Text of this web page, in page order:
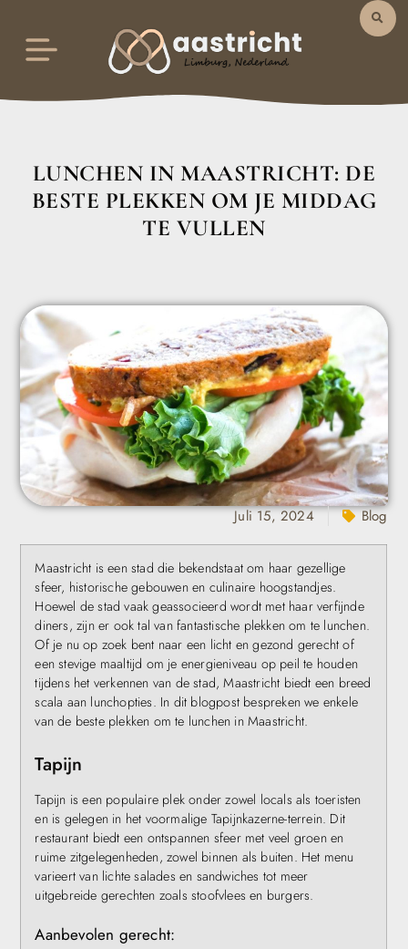
LUNCHEN IN MAASTRICHT: DE
BESTE PLEKKEN OM JE MIDDAG
TE VULLEN
Juli 15, 2024 Blog
Maastricht is een stad die bekendstaat om haar gezellige
sfeer, historische gebouwen en culinaire hoogstandjes.
Hoewel de stad vaak geassocieerd wordt met haar verfijnde
diners, zijn er ook tal van fantastische plekken om te lunchen.
Of je nu op zoek bent naar een licht en gezond gerecht of
een stevige maaltijd om je energieniveau op peil te houden
tijdens het verkennen van de stad, Maastricht biedt een breed
scala aan lunchopties. In dit blogpost bespreken we enkele
van de beste plekken om te lunchen in Maastricht.
Tapijn
Tapijn is een populaire plek onder zowel locals als toeristen
en is gelegen in het voormalige Tapijnkazerne-terrein. Dit
restaurant biedt een ontspannen sfeer met veel groen en
ruime zitgelegenheden, zowel binnen als buiten. Het menu
varieert van lichte salades en sandwiches tot meer
uitgebreide gerechten zoals stoofvlees en burgers.
Aanbevolen gerecht: